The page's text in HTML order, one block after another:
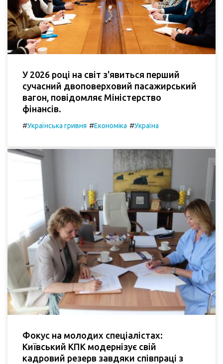
У 2026 році на світ з'явиться перший
сучасний двоповерховий пасажирський
вагон, повідомляє Міністерство
фінансів.
#Українська гривня #Економіка #Україна
Фокус на молодих спеціалістах:
Київський КПК модернізує свій
кадровий резерв завдяки співпраці з